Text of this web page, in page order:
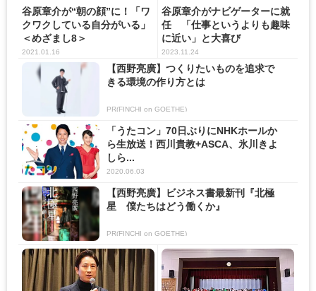
谷原章介が“朝の顔”に！「ワ
クワクしている自分がいる」
＜めざまし8＞
2021.01.16
谷原章介がナビゲーターに就
任 「仕事というよりも趣味
に近い」と大喜び
2023.11.24
【西野亮廣】つくりたいものを追求で
きる環境の作り方とは
PR(FINCHI on GOETHE)
「うたコン」70日ぶりにNHKホールか
ら生放送！西川貴教+ASCA、氷川きよ
しら...
2020.06.03
【西野亮廣】ビジネス書最新刊『北極
星 僕たちはどう働くか』
PR(FINCHI on GOETHE)